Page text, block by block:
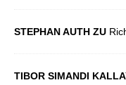
STEPHAN AUTH ZU
TIBOR SIMANDI